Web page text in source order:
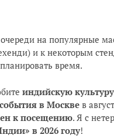
на популярные
и к некоторым
время.
индийскую культуру
в Москве в
к посещению. Я с
в 2026 году!